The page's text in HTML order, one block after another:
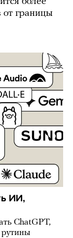
от границы
ИИ,
ChatGPT,